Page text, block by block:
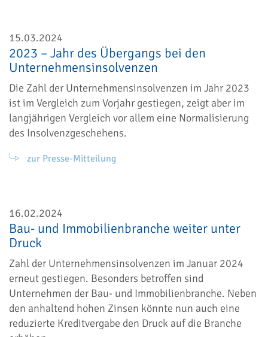
15.03.2024
2023 – Jahr des Übergangs bei den
Unternehmensinsolvenzen
Die Zahl der Unternehmensinsolvenzen im Jahr 2023
ist im Vergleich zum Vorjahr gestiegen, zeigt aber im
langjährigen Vergleich vor allem eine Normalisierung
des Insolvenzgeschehens.
zur Presse-Mitteilung
16.02.2024
Bau- und Immobilienbranche weiter unter
Druck
Zahl der Unternehmensinsolvenzen im Januar 2024
erneut gestiegen. Besonders betroffen sind
Unternehmen der Bau- und Immobilienbranche. Neben
den anhaltend hohen Zinsen könnte nun auch eine
reduzierte Kreditvergabe den Druck auf die Branche